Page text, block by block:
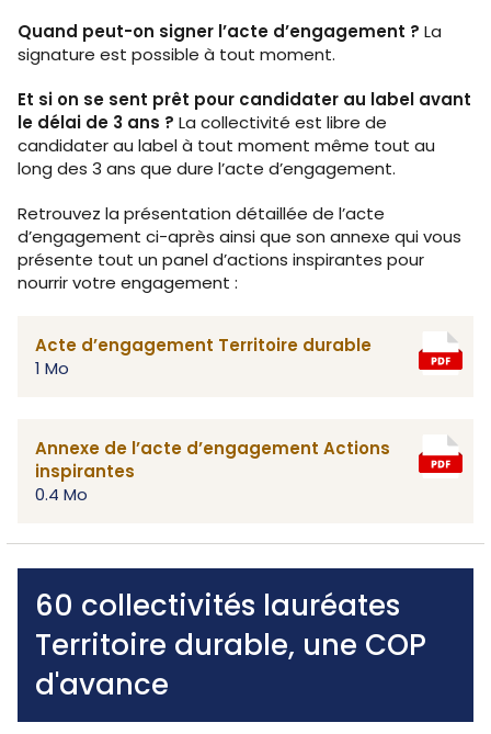
Quand peut-on signer l’acte d’engagement ? La
signature est possible à tout moment.
Et si on se sent prêt pour candidater au label avant
le délai de 3 ans ? La collectivité est libre de
candidater au label à tout moment même tout au
long des 3 ans que dure l’acte d’engagement.
Retrouvez la présentation détaillée de l’acte
d’engagement ci-après ainsi que son annexe qui vous
présente tout un panel d’actions inspirantes pour
nourrir votre engagement :
Acte d’engagement Territoire durable
1 Mo
Annexe de l’acte d’engagement Actions
inspirantes
0.4 Mo
60 collectivités lauréates
Territoire durable, une COP
d'avance